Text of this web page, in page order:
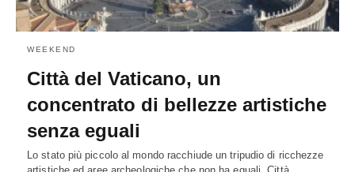
WEEKEND
Città del Vaticano, un
concentrato di bellezze artistiche
senza eguali
Lo stato più piccolo al mondo racchiude un tripudio di ricchezze